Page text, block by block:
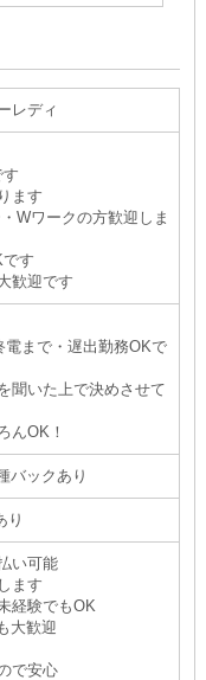
レディ
ます
Wワークの方歓迎しま
す
歓迎です
まで・遅出勤務OKで
聞いた上で決めさせて
んOK！
バックあり
り
い可能
ます
経験でもOK
大歓迎
で安心